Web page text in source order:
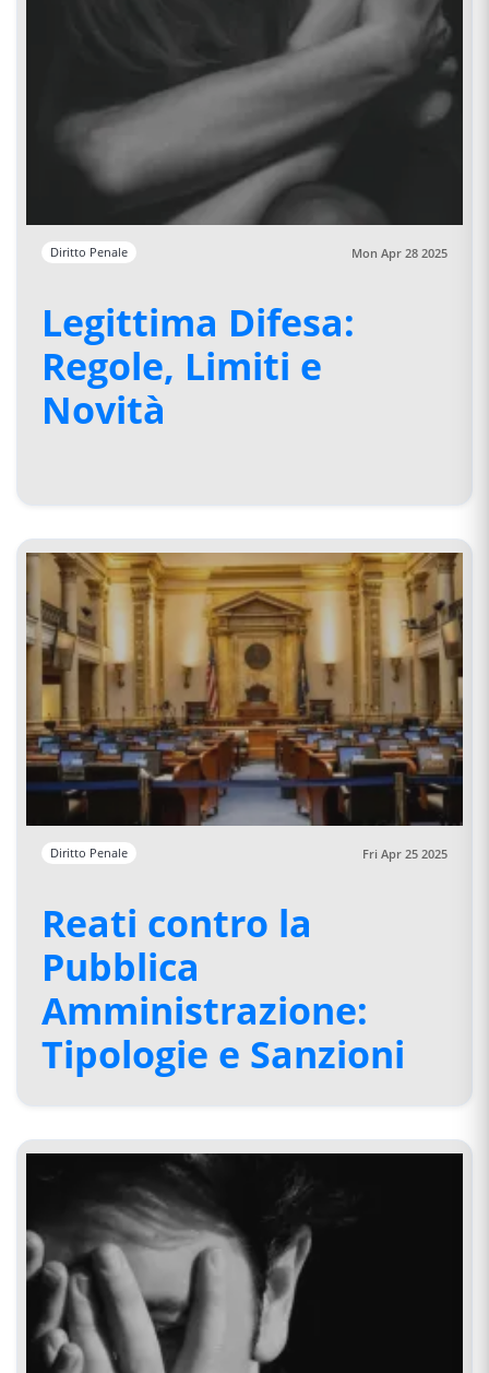
Diritto Penale Mon Apr 28 2025
Legittima Difesa:
Regole, Limiti e
Novità
Diritto Penale Fri Apr 25 2025
Reati contro la
Pubblica
Amministrazione:
Tipologie e Sanzioni